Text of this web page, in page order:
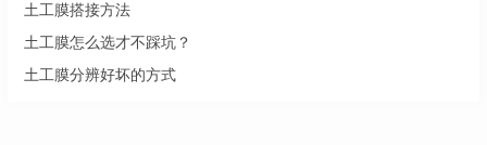
土工膜搭接方法
土工膜怎么选才不踩坑？
土工膜分辨好坏的方式